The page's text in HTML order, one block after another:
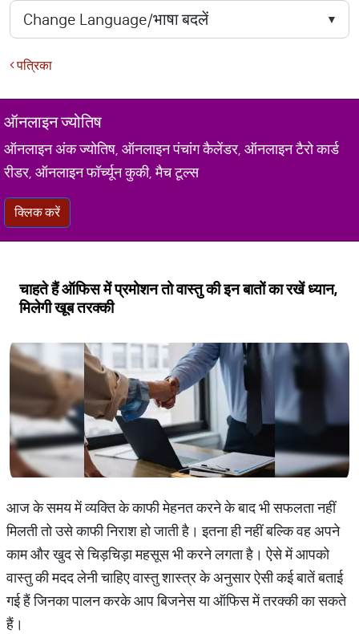
पत्रिका
ऑनलाइन ज्योतिष
ऑनलाइन अंक ज्योतिष, ऑनलाइन पंचांग कैलेंडर, ऑनलाइन टैरो कार्ड
रीडर, ऑनलाइन फॉर्च्यून कुकी, मैच टूल्स
क्लिक करें
चाहते हैं ऑफिस में प्रमोशन तो वास्तु की इन बातों का रखें ध्यान,
मिलेगी खूब तरक्की
आज के समय में व्यक्ति के काफी मेहनत करने के बाद भी सफलता नहीं
मिलती तो उसे काफी निराश हो जाती है। इतना ही नहीं बल्कि वह अपने
काम और खुद से चिड़चिड़ा महसूस भी करने लगता है। ऐसे में आपको
वास्तु की मदद लेनी चाहिए वास्तु शास्त्र के अनुसार ऐसी कई बातें बताई
गई हैं जिनका पालन करके आप बिजनेस या ऑफिस में तरक्की का सकते
हैं।